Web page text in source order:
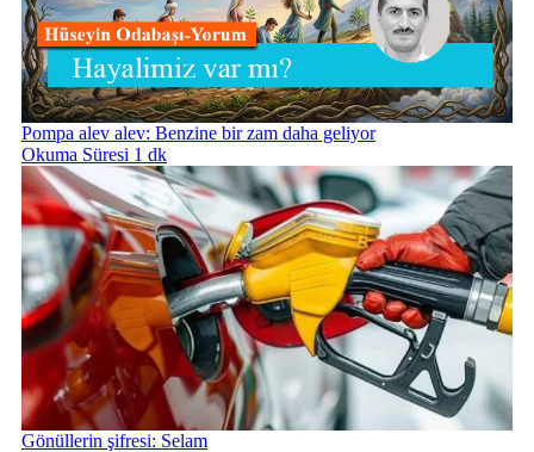
Pompa alev alev: Benzine bir zam daha geliyor
Okuma Süresi 1 dk
Gönüllerin şifresi: Selam